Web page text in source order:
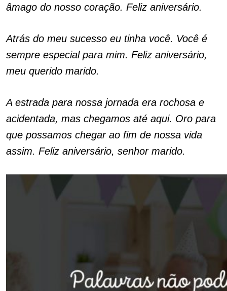
âmago do nosso coração. Feliz aniversário.
Atrás do meu sucesso eu tinha você. Você é
sempre especial para mim. Feliz aniversário,
meu querido marido.
A estrada para nossa jornada era rochosa e
acidentada, mas chegamos até aqui. Oro para
que possamos chegar ao fim de nossa vida
assim. Feliz aniversário, senhor marido.